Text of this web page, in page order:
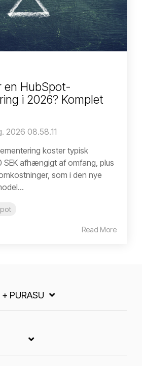
en HubSpot-
i 2026? Komplet
2026 08.58.11
koster typisk
afhængigt af omfang, plus
som i den nye
Read More
+ PURASU